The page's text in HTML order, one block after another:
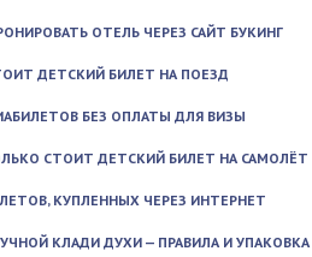
ОТЕЛЬ ЧЕРЕЗ САЙТ БУКИНГ
ДЕТСКИЙ БИЛЕТ НА ПОЕЗД
БЕЗ ОПЛАТЫ ДЛЯ ВИЗЫ
СТОИТ ДЕТСКИЙ БИЛЕТ НА САМОЛЁТ
КУПЛЕННЫХ ЧЕРЕЗ ИНТЕРНЕТ
КЛАДИ ДУХИ — ПРАВИЛА И УПАКОВКА